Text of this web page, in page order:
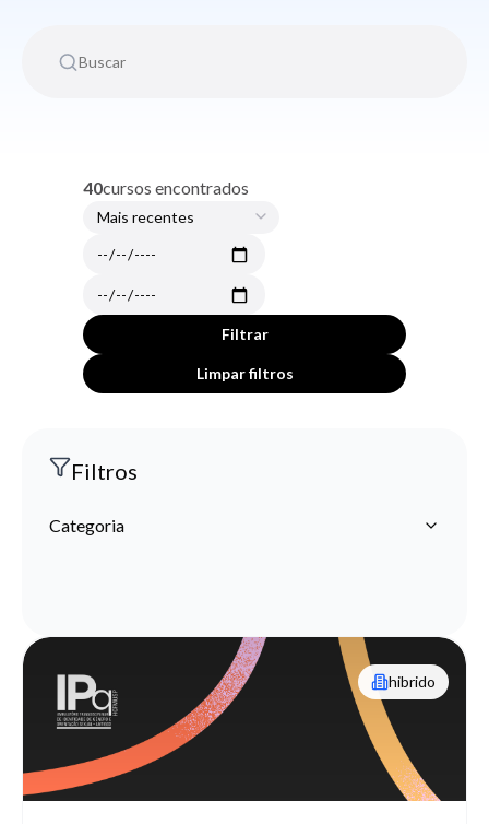
40cursos encontrados
Filtrar
Limpar filtros
Filtros
Categoria
hibrido